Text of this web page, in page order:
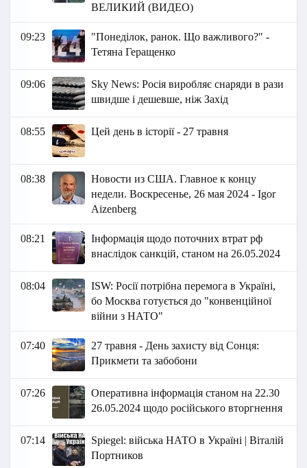
ВЕЛИКИЙ (ВИДЕО)
09:23
"Понеділок, ранок. Що важливого?" -
Тетяна Геращенко
09:06
Sky News: Росія виробляє снаряди в рази
швидше і дешевше, ніж Захід
08:55 Цей день в історії - 27 травня
08:38
Новости из США. Главное к концу
недели. Воскресенье, 26 мая 2024 - Igor
Aizenberg
08:21
Інформація щодо поточних втрат рф
внаслідок санкцій, станом на 26.05.2024
08:04
ISW: Росії потрібна перемога в Україні,
бо Москва готується до "конвенційної
війни з НАТО"
07:40
27 травня - День захисту від Сонця:
Прикмети та забобони
07:26
Оперативна інформація станом на 22.30
26.05.2024 щодо російського вторгнення
07:14
Spiegel: війська НАТО в Україні | Віталій
Портников